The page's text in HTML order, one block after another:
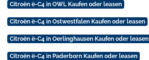
Citroën ë-C4 in OWL Kaufen oder leasen
Citroën ë-C4 in Ostwestfalen Kaufen oder leasen
Citroën ë-C4 in Oerlinghausen Kaufen oder leasen
Citroën ë-C4 in Paderborn Kaufen oder leasen